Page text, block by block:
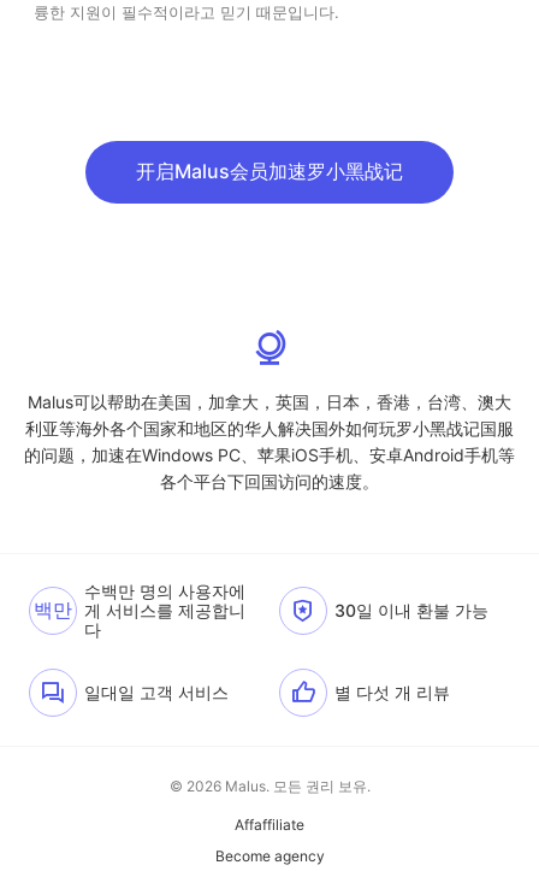
륭한 지원이 필수적이라고 믿기 때문입니다.
开启Malus会员加速罗小黑战记
Malus可以帮助在美国，加拿大，英国，日本，香港，台湾、澳大
利亚等海外各个国家和地区的华人解决国外如何玩罗小黑战记国服
的问题，加速在Windows PC、苹果iOS手机、安卓Android手机等
各个平台下回国访问的速度。
백만
수백만 명의 사용자에
게 서비스를 제공합니
다
30일 이내 환불 가능
일대일 고객 서비스 별 다섯 개 리뷰
© 2026 Malus. 모든 권리 보유.
Affaffiliate
Become agency